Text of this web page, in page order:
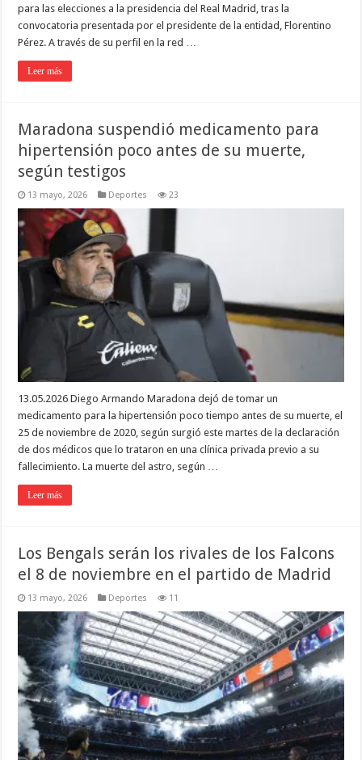
para las elecciones a la presidencia del Real Madrid, tras la
convocatoria presentada por el presidente de la entidad, Florentino
Pérez. A través de su perfil en la red …
Leer más
Maradona suspendió medicamento para
hipertensión poco antes de su muerte,
según testigos
13 mayo, 2026 Deportes 23
13.05.2026 Diego Armando Maradona dejó de tomar un
medicamento para la hipertensión poco tiempo antes de su muerte, el
25 de noviembre de 2020, según surgió este martes de la declaración
de dos médicos que lo trataron en una clínica privada previo a su
fallecimiento. La muerte del astro, según …
Leer más
Los Bengals serán los rivales de los Falcons
el 8 de noviembre en el partido de Madrid
13 mayo, 2026 Deportes 11